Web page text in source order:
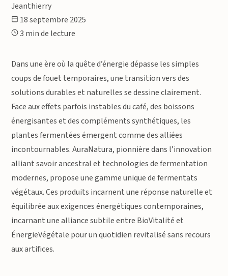
Jeanthierry
18 septembre 2025
3 min de lecture
Dans une ère où la quête d’énergie dépasse les simples
coups de fouet temporaires, une transition vers des
solutions durables et naturelles se dessine clairement.
Face aux effets parfois instables du café, des boissons
énergisantes et des compléments synthétiques, les
plantes fermentées émergent comme des alliées
incontournables. AuraNatura, pionnière dans l’innovation
alliant savoir ancestral et technologies de fermentation
modernes, propose une gamme unique de fermentats
végétaux. Ces produits incarnent une réponse naturelle et
équilibrée aux exigences énergétiques contemporaines,
incarnant une alliance subtile entre BioVitalité et
ÉnergieVégétale pour un quotidien revitalisé sans recours
aux artifices.